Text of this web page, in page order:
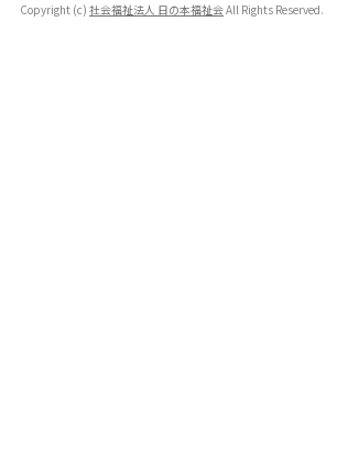
Copyright (c) 社会福祉法人 日の本福祉会All Rights Reserved.